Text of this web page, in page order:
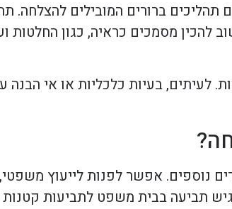
ברורים המובילים להצלחה.
להכין מסמכים כראיה, כגון החלטות
לעיתים, בעיות כלכליות או אי הבנה
נוספים. אפשר לפנות לייעוץ
תביעה בבית משפט לתביעות